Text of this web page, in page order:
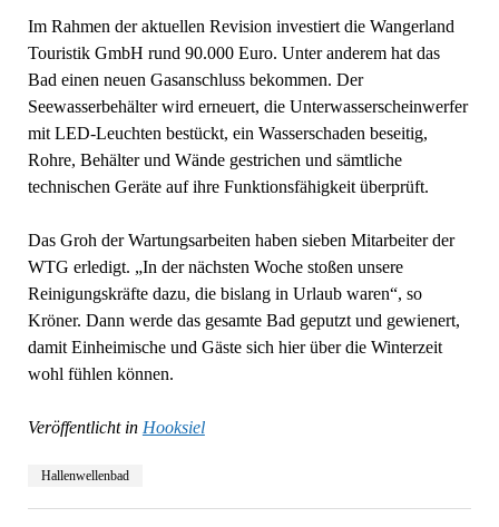
Im Rahmen der aktuellen Revision investiert die Wangerland
Touristik GmbH rund 90.000 Euro. Unter anderem hat das
Bad einen neuen Gasanschluss bekommen. Der
Seewasserbehälter wird erneuert, die Unterwasserscheinwerfer
mit LED-Leuchten bestückt, ein Wasserschaden beseitig,
Rohre, Behälter und Wände gestrichen und sämtliche
technischen Geräte auf ihre Funktionsfähigkeit überprüft.
Das Groh der Wartungsarbeiten haben sieben Mitarbeiter der
WTG erledigt. „In der nächsten Woche stoßen unsere
Reinigungskräfte dazu, die bislang in Urlaub waren“, so
Kröner. Dann werde das gesamte Bad geputzt und gewienert,
damit Einheimische und Gäste sich hier über die Winterzeit
wohl fühlen können.
Veröffentlicht in Hooksiel
Hallenwellenbad